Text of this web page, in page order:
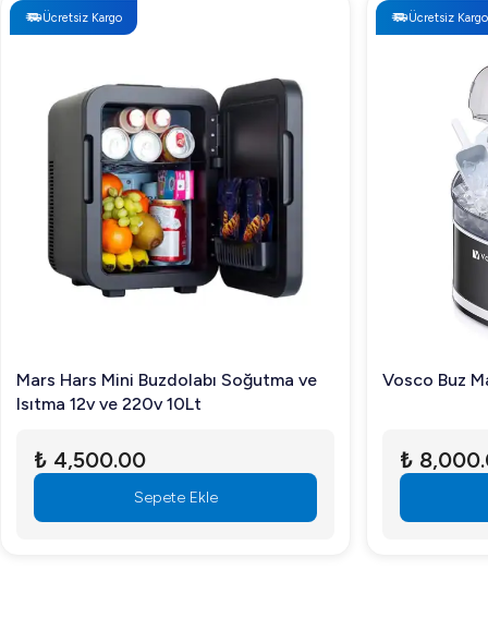
Ücretsiz Kargo
Mars Hars Mini Buzdolabı Soğutma ve
Isıtma 12v ve 220v 10Lt
₺ 4,500.00
Sepete Ekle
Ücretsiz Kargo
Vosco Buz
₺